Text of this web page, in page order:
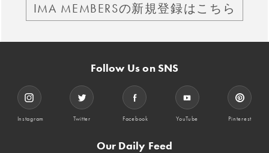
IMA MEMBERSの新規登録はこちら
Follow Us on SNS
Instagram Twitter Facebook YouTube Pinterest
Our Daily Feed